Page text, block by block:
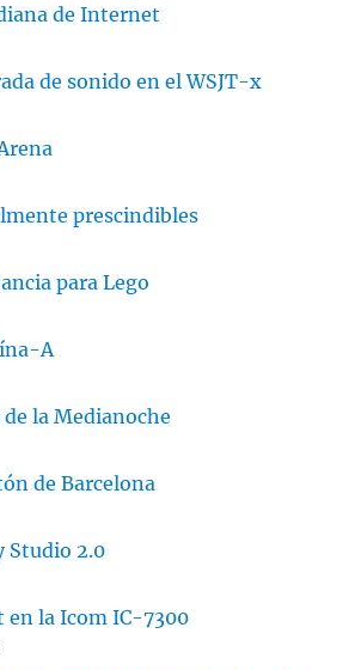
de Internet
de sonido en el WSJT-x
prescindibles
para Lego
A
la Medianoche
de Barcelona
Studio 2.0
en la Icom IC-7300